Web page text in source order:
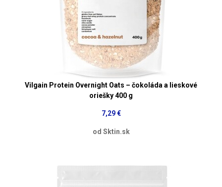
Vilgain Protein Overnight Oats – čokoláda a lieskové
oriešky 400 g
7,29 €
od Sktin.sk